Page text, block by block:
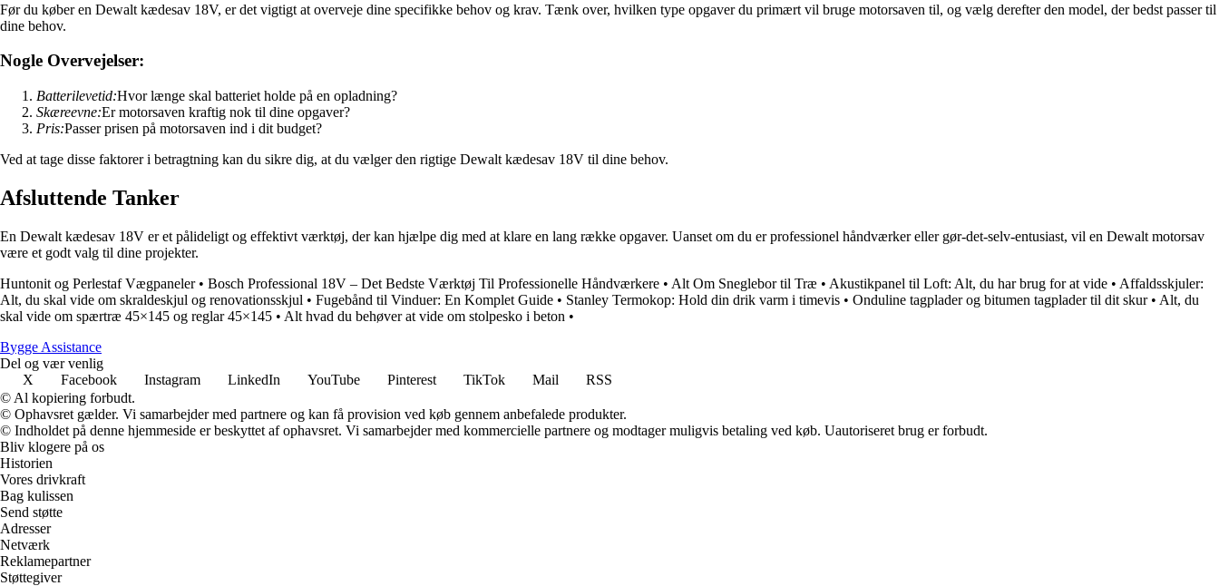
Før du køber en Dewalt kædesav 18V, er det vigtigt at overveje dine specifikke behov og krav. Tænk over, hvilken type opgaver du primært vil bruge motorsaven til, og vælg derefter den model, der bedst passer til
dine behov.
Nogle Overvejelser:
Batterilevetid:Hvor længe skal batteriet holde på en opladning?
Skæreevne:Er motorsaven kraftig nok til dine opgaver?
Pris:Passer prisen på motorsaven ind i dit budget?
Ved at tage disse faktorer i betragtning kan du sikre dig, at du vælger den rigtige Dewalt kædesav 18V til dine behov.
Afsluttende Tanker
En Dewalt kædesav 18V er et pålideligt og effektivt værktøj, der kan hjælpe dig med at klare en lang række opgaver. Uanset om du er professionel håndværker eller gør-det-selv-entusiast, vil en Dewalt motorsav
være et godt valg til dine projekter.
Huntonit og Perlestaf Vægpaneler• Bosch Professional 18V – Det Bedste Værktøj Til Professionelle Håndværkere • Alt Om Sneglebor til Træ • Akustikpanel til Loft: Alt, du har brug for at vide • Affaldsskjuler:
Alt, du skal vide om skraldeskjul og renovationsskjul • Fugebånd til Vinduer: En Komplet Guide • Stanley Termokop: Hold din drik varm i timevis • Onduline tagplader og bitumen tagplader til dit skur• Alt, du
skal vide om spærtræ 45×145 og reglar 45×145 • Alt hvad du behøver at vide om stolpesko i beton •
Bygge Assistance
Del og vær venlig
X
Facebook Instagram LinkedIn YouTube Pinterest TikTok Mail
RSS
© Al kopiering forbudt.
© Ophavsret gælder. Vi samarbejder med partnere og kan få provision ved køb gennem anbefalede produkter.
© Indholdet på denne hjemmeside er beskyttet af ophavsret. Vi samarbejder med kommercielle partnere og modtager muligvis betaling ved køb. Uautoriseret brug er forbudt.
Bliv klogere på os
Historien
Vores drivkraft
Bag kulissen
Send støtte
Adresser
Netværk
Reklamepartner
Støttegiver